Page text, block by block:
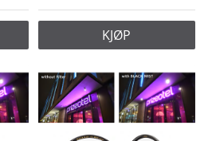
KJØP